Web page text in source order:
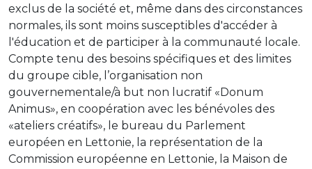
exclus de la société et, même dans des circonstances
normales, ils sont moins susceptibles d'accéder à
l'éducation et de participer à la communauté locale.
Compte tenu des besoins spécifiques et des limites
du groupe cible, l’organisation non
gouvernementale/à but non lucratif «Donum
Animus», en coopération avec les bénévoles des
«ateliers créatifs», le bureau du Parlement
européen en Lettonie, la représentation de la
Commission européenne en Lettonie, la Maison de